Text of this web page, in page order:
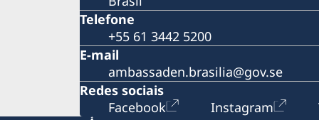
no Pará
Exposição Fotográfica Pais Presentes
Santos Film Festival
Semana Nórdica de Marília
Orquestra e Coro Acadêmico de Malmö no
de Janeiro
Bikes versus Carros em Benevides/Pará
Telefone
+55 61 3442 5200
E-mail
ambassaden.brasilia@gov.se
Redes sociais
Facebook
Instagram